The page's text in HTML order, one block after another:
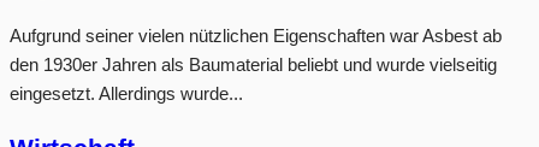
Aufgrund seiner vielen nützlichen Eigenschaften war Asbest ab
den 1930er Jahren als Baumaterial beliebt und wurde vielseitig
eingesetzt. Allerdings wurde...